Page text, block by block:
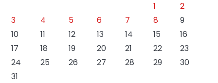
1
2
3
4 5 6 7 8
9
10
11 12 13 14 15
16
17
18 19 20 21 22
23
24
25 26 27 28 29
30
31